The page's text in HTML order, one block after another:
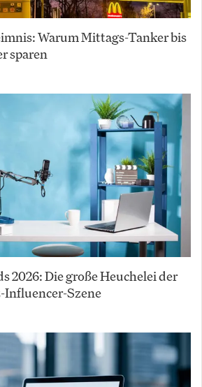
Warum Mittags-Tanker bis
sparen
2026: Die große Heuchelei der
Szene